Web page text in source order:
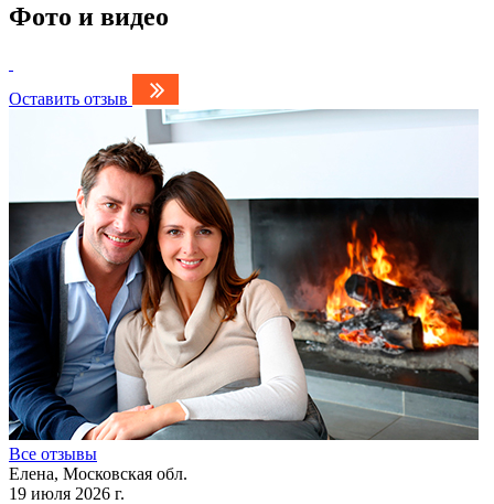
Фото и видео
Оставить отзыв
Все отзывы
Елена, Московская обл.
19 июля 2026 г.